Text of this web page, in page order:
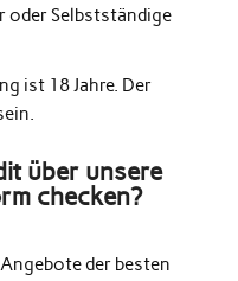
oder Selbstständige
ist 18 Jahre. Der
über unsere
checken?
der besten